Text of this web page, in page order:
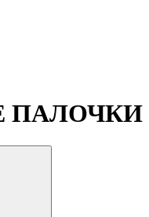
ПАЛОЧКИ